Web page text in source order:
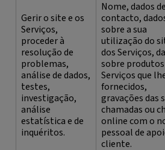
Gerir o site e os
Serviços,
proceder à
resolução de
problemas,
análise de dados,
testes,
investigação,
análise
estatística e de
inquéritos.
Nome, dados de
contacto,
sobre a sua
utilização do
dos Serviços,
sobre produtos
Serviços que
fornecidos,
gravações das
chamadas ou
online com o
pessoal de
cliente.